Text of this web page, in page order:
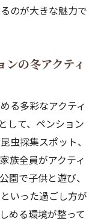
のが大きな魅力で
の冬アクティ
る多彩なアクティ
して、ペンション
虫採集スポット、
族全員がアクティ
園で子供と遊び、
いった過ごし方が
める環境が整って